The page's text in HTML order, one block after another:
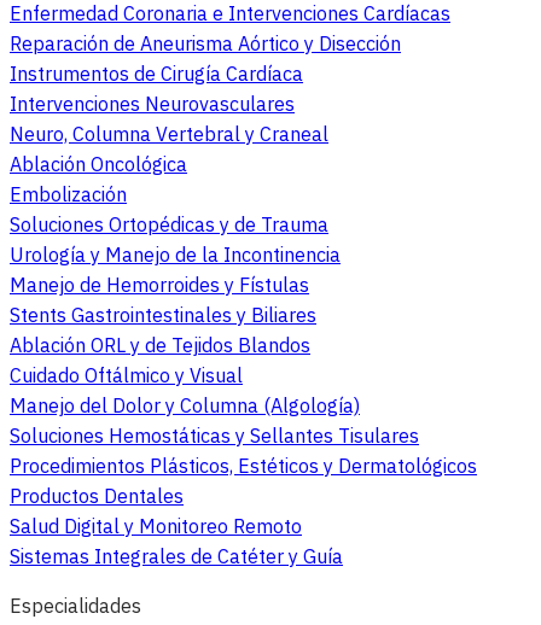
Enfermedad Coronaria e Intervenciones Cardíacas
Reparación de Aneurisma Aórtico y Disección
Instrumentos de Cirugía Cardíaca
Intervenciones Neurovasculares
Neuro, Columna Vertebral y Craneal
Ablación Oncológica
Embolización
Soluciones Ortopédicas y de Trauma
Urología y Manejo de la Incontinencia
Manejo de Hemorroides y Fístulas
Stents Gastrointestinales y Biliares
Ablación ORL y de Tejidos Blandos
Cuidado Oftálmico y Visual
Manejo del Dolor y Columna (Algología)
Soluciones Hemostáticas y Sellantes Tisulares
Procedimientos Plásticos, Estéticos y Dermatológicos
Productos Dentales
Salud Digital y Monitoreo Remoto
Sistemas Integrales de Catéter y Guía
Especialidades